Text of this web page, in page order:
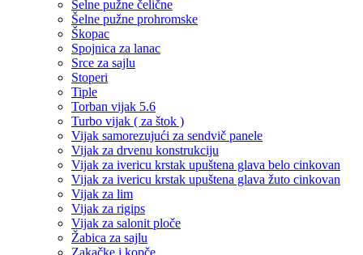
Šelne pužne čelične
Šelne pužne prohromske
Škopac
Spojnica za lanac
Srce za sajlu
Stoperi
Tiple
Torban vijak 5.6
Turbo vijak ( za štok )
Vijak samorezujući za sendvič panele
Vijak za drvenu konstrukciju
Vijak za ivericu krstak upuštena glava belo cinkovan
Vijak za ivericu krstak upuštena glava žuto cinkovan
Vijak za lim
Vijak za rigips
Vijak za salonit ploče
Žabica za sajlu
Zakačke i kopče